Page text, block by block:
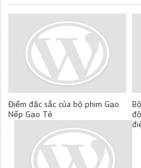
Điểm đặc sắc của bộ phim Gạo
Nếp Gạo Tẻ